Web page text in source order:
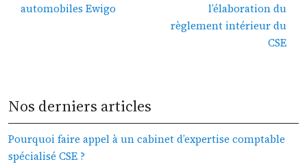
automobiles Ewigo
l’élaboration du
règlement intérieur du
CSE
Nos derniers articles
Pourquoi faire appel à un cabinet d’expertise comptable
spécialisé CSE ?